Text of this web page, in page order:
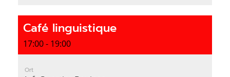
Café linguistique
17:00 - 19:00
Ort